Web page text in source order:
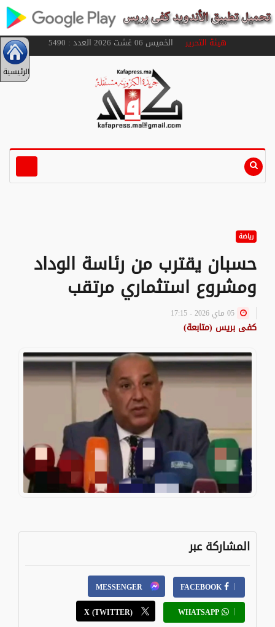
هيئة التحريرالخميس 06 غشت 2026 العدد : 5490
الرئيسية
رياضة
حسبان يقترب من رئاسة الوداد
ومشروع استثماري مرتقب
كفى بريس (متابعة)
المشاركة عبر
FACEBOOK
MESSENGER
WHATSAPP
X (TWITTER)